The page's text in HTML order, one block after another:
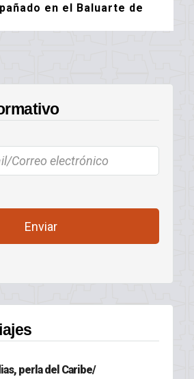
en el Baluarte de
perla del Caribe/